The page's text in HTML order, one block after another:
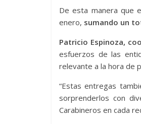
De esta manera que
enero, sumando un
Patricio Espinoza,
esfuerzos de las
relevante a la hora de
“Estas entregas
sorprenderlos con
Carabineros en cada